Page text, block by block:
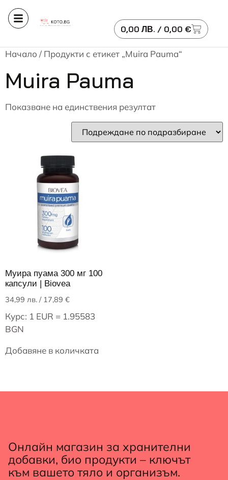
0,00 ЛВ. / 0,00 €
Начало / Продукти с етикет „Muira Pauma“
Muira Pauma
Показване на единствения резултат
Муира пуама 300 мг 100
капсули | Biovea
34,99 лв. / 17,89 €
Курс: 1 EUR = 1.95583
BGN
Добавяне в количката
Онлайн магазин за хранителни
добавки, био продукти – ключът
към вашето тяло и организъм.